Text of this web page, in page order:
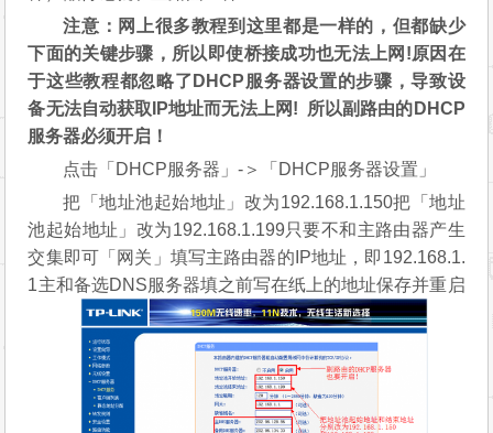
点击「无线设置」-＞「无线安全设置」
在这里设置副路由的密码，（不必和主路由器一
样）懒得记就和主路由一样
注意：网上很多教程到这里都是一样的，但都缺少
下面的关键步骤，所以即使桥接成功也无法上网!原因在
于这些教程都忽略了DHCP服务器设置的步骤，导致设
备无法自动获取IP地址而无法上网!
所以副路由的DHCP
服务器必须开启！